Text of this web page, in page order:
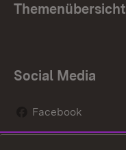
Themenübersicht
Social Media
Facebook